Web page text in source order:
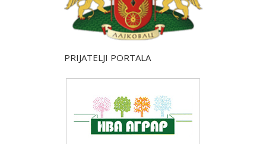
PRIJATELJI PORTALA